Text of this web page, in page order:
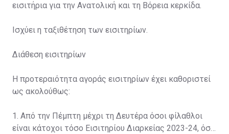
εισιτήρια για την Ανατολική και τη Βόρεια κερκίδα.
Ισχύει η ταξιθέτηση των εισιτηρίων.
Διάθεση εισιτηρίων
Η προτεραιότητα αγοράς εισιτηρίων έχει καθοριστεί
ως ακολούθως:
1. Από την Πέμπτη μέχρι τη Δευτέρα όσοι φίλαθλοι
είναι κάτοχοι τόσο Εισιτηρίου Διαρκείας 2023-24, όσο